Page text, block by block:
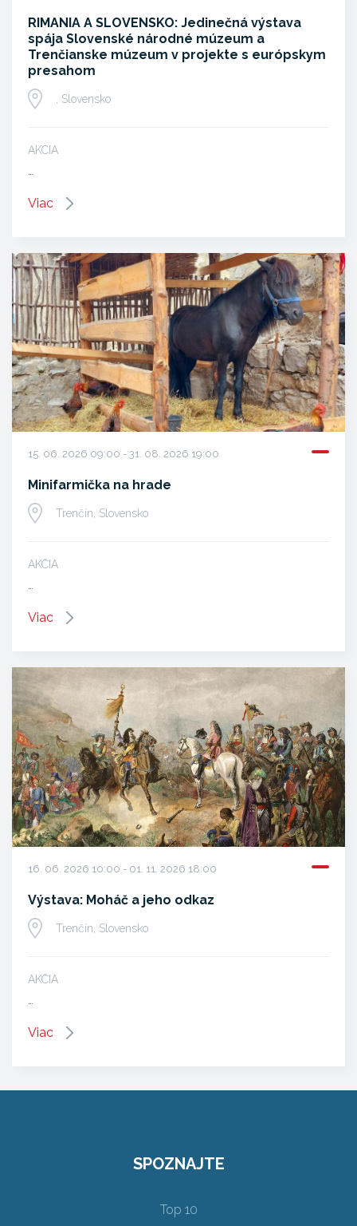
RIMANIA A SLOVENSKO: Jedinečná výstava
spája Slovenské národné múzeum a
Trenčianske múzeum v projekte s európskym
presahom
, Slovensko
AKCIA
Viac
15. 06. 2026 09:00 - 31. 08. 2026 19:00
Minifarmička na hrade
Trenčín, Slovensko
AKCIA
…
Viac
16. 06. 2026 10:00 - 01. 11. 2026 18:00
Výstava: Moháč a jeho odkaz
Trenčín, Slovensko
AKCIA
Viac
SPOZNAJTE
Top 10